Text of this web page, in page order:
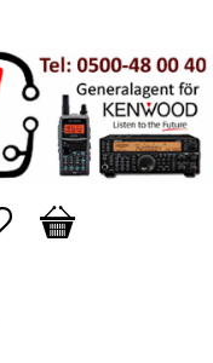
Favoriter
Kundvagn